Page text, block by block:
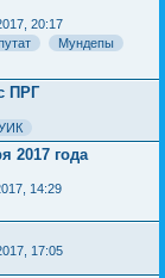
20:17
Мундепы
ПРГ
2017 года
14:29
17:05